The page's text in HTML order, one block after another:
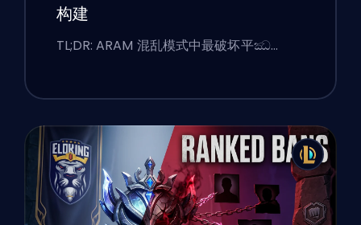
构建
TL;DR: ARAM 混乱模式中最破坏平ඣ…